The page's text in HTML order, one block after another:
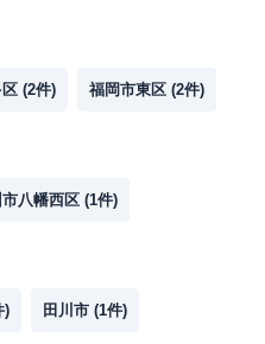
(2件) 福岡市東区 (2件)
八幡西区 (1件)
) 田川市 (1件)